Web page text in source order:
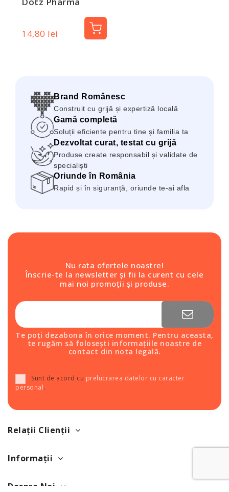
14,80 lei
Brand Românesc
Construit cu grijă și expertiză locală
Gamă completă
Soluții eficiente pentru tine și familia ta
Dezvoltat curat, testat cu grijă
Produse create responsabil și validate de
specialiști
Oriunde în România
Rapid și în siguranță, oriunde te-ai afla
Nu rata ofertele noastre!
Înscrie-te la newsletter și fii la curent cu cele
mai noi promoții și produse.
Te poți dezabona în orice moment. Pentru aceasta,
te rugăm să folosești informațiile noastre de
contact din nota legală.
Sunt de acord cu prelucrarea datelor cu caracter
personal.
Relații Clienții
Informații
Despre Noi